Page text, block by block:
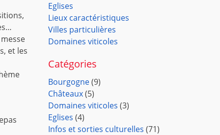
et les
Eglises
Lieux caractéristiques
Villes particulières
Domaines viticoles
Catégories
Bourgogne(9)
Châteaux(5)
Domaines viticoles (3)
Eglises (4)
Infos et sorties culturelles (71)